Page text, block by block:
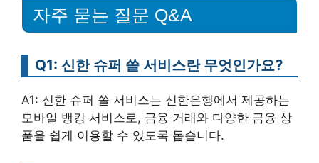
자주 묻는 질문 Q&A
Q1: 신한 슈퍼 쏠 서비스란 무엇인가요?
A1: 신한 슈퍼 쏠 서비스는 신한은행에서 제공하는
모바일 뱅킹 서비스로, 금융 거래와 다양한 금융 상
품을 쉽게 이용할 수 있도록 돕습니다.